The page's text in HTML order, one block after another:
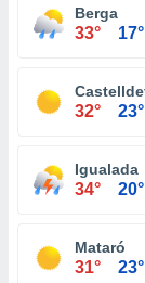
Berga
33° 17°
32° 23°
Igualada
34° 20°
Mataró
31° 23°